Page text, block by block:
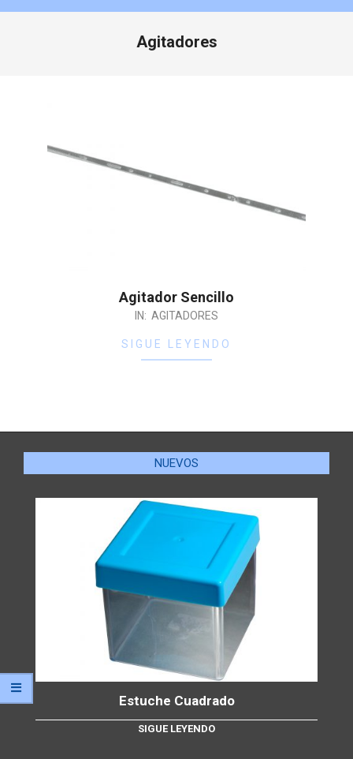
Agitadores
Agitador Sencillo
IN: AGITADORES
SIGUE LEYENDO
NUEVOS
Estuche Cuadrado
SIGUE LEYENDO